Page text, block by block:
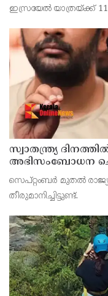
ഇസ്രയേല്‍ യാത്രയ്ക്ക്
സ്വാതന്ത്ര്യ
അഭിസംബോധന
അഭിജീത് ദീപ്കെ
സെപ്റ്റംബര്‍ മുതല്‍
തീരുമാനിച്ചിട്ടുണ്ട്.